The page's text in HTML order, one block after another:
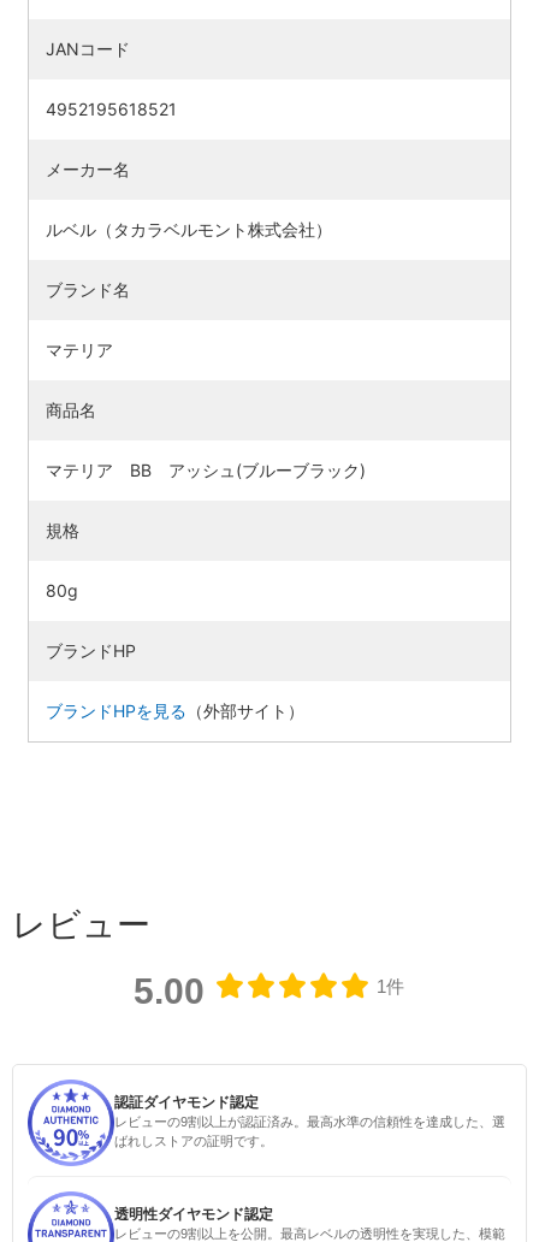
JANコード
4952195618521
メーカー名
ルベル（タカラベルモント株式会社）
ブランド名
マテリア
商品名
マテリア BB アッシュ(ブルーブラック)
規格
80g
ブランドHP
ブランドHPを見る （外部サイト）
レビュー
5.00 1件
認証ダイヤモンド認定
レビューの9割以上が認証済み。最高水準の信頼性を達成した、選
ばれしストアの証明です。
透明性ダイヤモンド認定
レビューの9割以上を公開。最高レベルの透明性を実現した、模範